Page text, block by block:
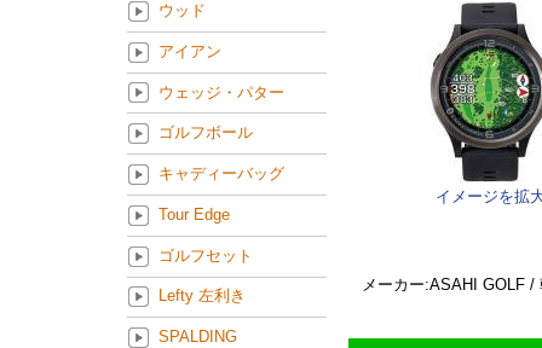
イメージを拡
メーカー:ASAHI GOLF /
ウッド
アイアン
ウェッジ・パター
ゴルフボール
キャディーバッグ
Tour Edge
ゴルフセット
Lefty 左利き
SPALDING